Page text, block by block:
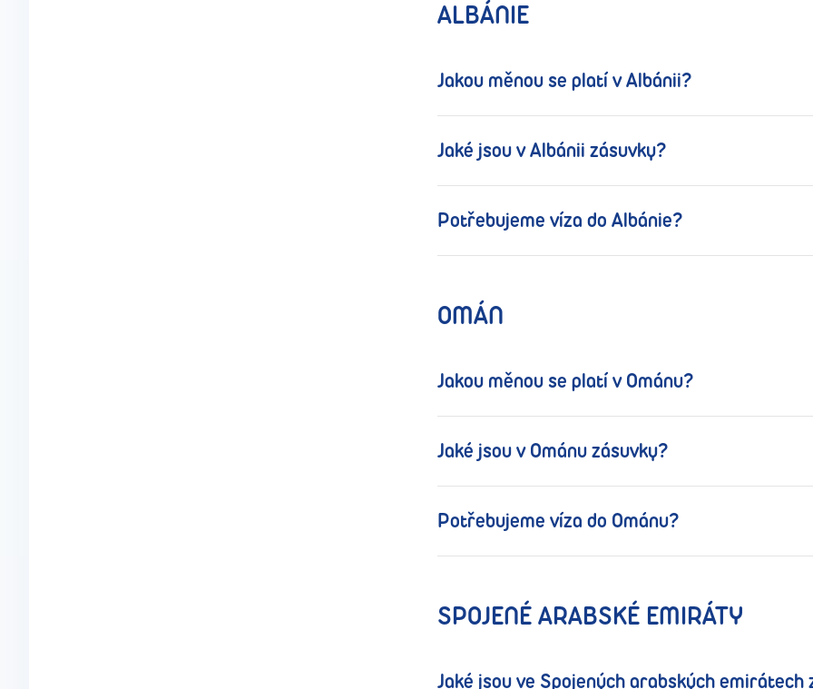
ALBÁNIE
Jakou měnou se platí v Albánii?
Jaké jsou v Albánii zásuvky?
Potřebujeme víza do Albánie?
OMÁN
Jakou měnou se platí v Ománu?
Jaké jsou v Ománu zásuvky?
Potřebujeme víza do Ománu?
SPOJENÉ ARABSKÉ EMIRÁTY
Jaké jsou ve Spojených arabských emirátech